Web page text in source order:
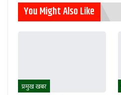
You Might Also Like
प्रमुख खबर